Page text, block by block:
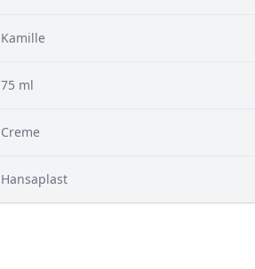
Kamille
75 ml
Creme
Hansaplast